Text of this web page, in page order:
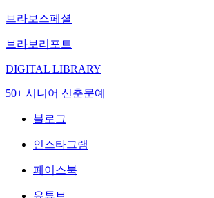
브라보스페셜
브라보리포트
DIGITAL LIBRARY
50+ 시니어 신춘문예
블로그
인스타그램
페이스북